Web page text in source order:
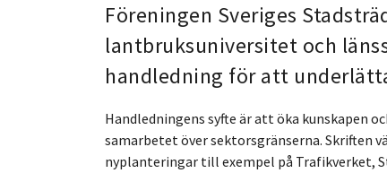
Föreningen Sveriges
lantbruksuniversitet och
handledning för att
Handledningens syfte är att öka kunskapen
samarbetet över sektorsgränserna. Skriften
nyplanteringar till exempel på Trafikverket,